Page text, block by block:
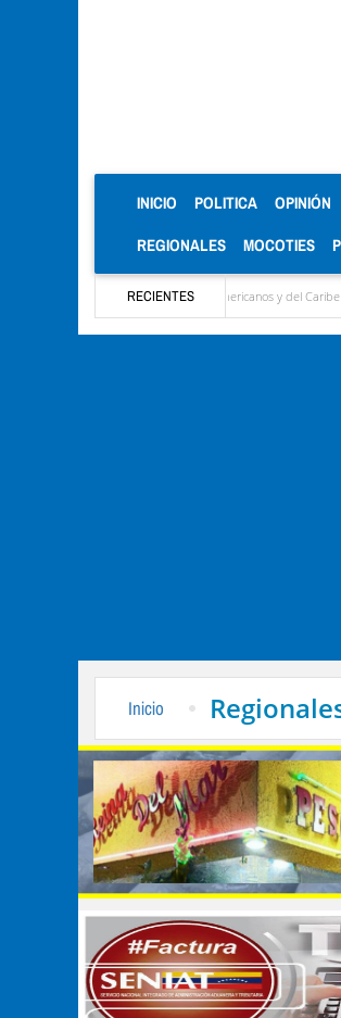
INICIO (CURRENT)
POLITICA OPINIÓN
REGIONALES MOCOTIES
RECIENTES
en los Juegos Centroamericanos y del Caribe
Inicio